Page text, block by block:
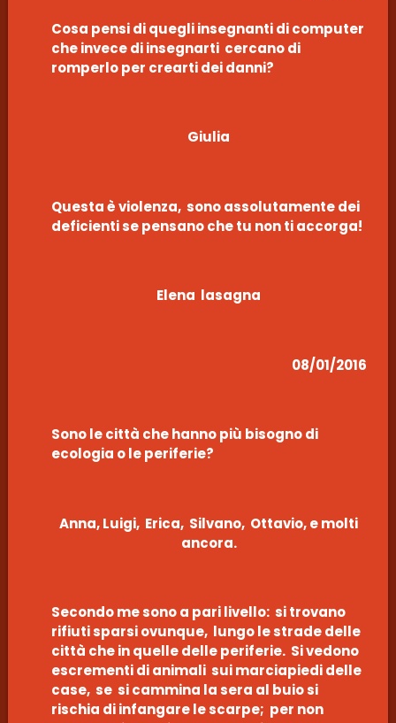
Cosa pensi di quegli insegnanti di computer
che invece di insegnarti cercano di
romperlo per crearti dei danni?
Giulia
Questa è violenza, sono assolutamente dei
deficienti se pensano che tu non ti accorga!
Elena lasagna
08/01/2016
Sono le città che hanno più bisogno di
ecologia o le periferie?
Anna, Luigi, Erica, Silvano, Ottavio, e molti
ancora.
Secondo me sono a pari livello: si trovano
rifiuti sparsi ovunque, lungo le strade delle
città che in quelle delle periferie. Si vedono
escrementi di animali sui marciapiedi delle
case, se si cammina la sera al buio si
rischia di infangare le scarpe; per non